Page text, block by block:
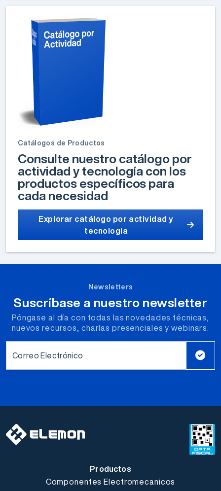
Catálogos de Productos
Consulte nuestro catálogo por
actividad y tecnología con los
productos específicos para
cada necesidad
Explorar catálogo por actividad y
tecnología
Newsletters
Suscríbase a nuestro newsletter
Póngase al día con todas las novedades técnicas,
nuevos recursos, charlas presenciales y webinars.
Correo Electrónico
Productos
Componentes Electromecanicos